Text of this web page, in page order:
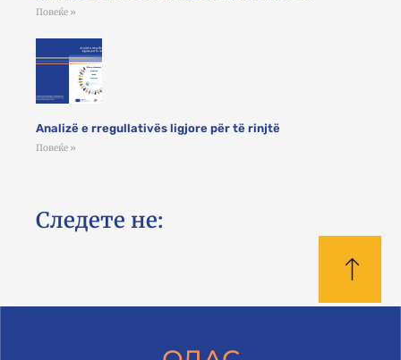
Повеќе »
Analizë e rregullativës ligjore për të rinjtë
Повеќе »
Следете не: